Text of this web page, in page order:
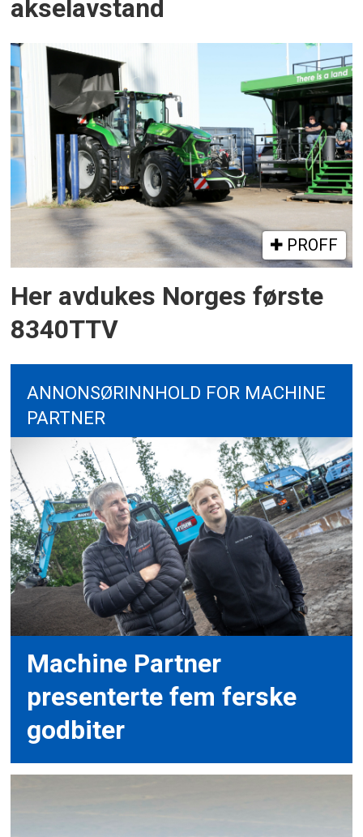
akselavstand
PROFF
Her avdukes Norges første
8340TTV
ANNONSØRINNHOLD FOR MACHINE
PARTNER
Machine Partner
presenterte fem ferske
godbiter